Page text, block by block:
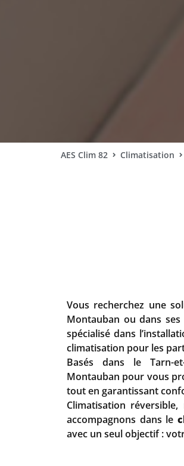
AES Clim 82 Climatisation
Vous recherchez une
Montauban ou dans
spécialisé dans
climatisation pour les
Basés dans le Tarn-
Montauban pour vous
tout en garantissant
Climatisation
accompagnons dans le
avec un seul objectif :